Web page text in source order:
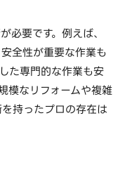
必要です。例えば、
全性が重要な作業も
た専門的な作業も安
模なリフォームや複雑
持ったプロの存在は